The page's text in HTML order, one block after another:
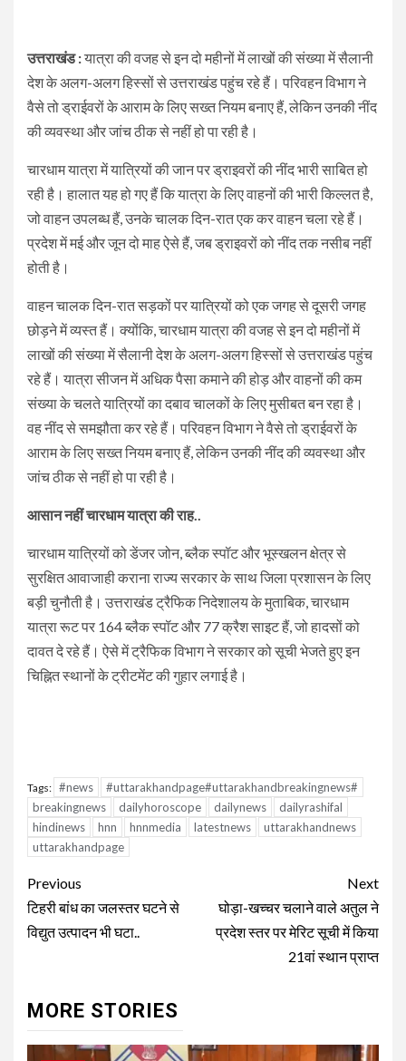
उत्तराखंड :यात्रा की वजह से इन दो महीनों में लाखों की संख्या में सैलानी
देश के अलग-अलग हिस्सों से उत्तराखंड पहुंच रहे हैं। परिवहन विभाग ने
वैसे तो ड्राईवरों के आराम के लिए सख्त नियम बनाए हैं, लेकिन उनकी नींद
की व्यवस्था और जांच ठीक से नहीं हो पा रही है।
चारधाम यात्रा में यात्रियों की जान पर ड्राइवरों की नींद भारी साबित हो
रही है। हालात यह हो गए हैं कि यात्रा के लिए वाहनों की भारी किल्लत है,
जो वाहन उपलब्ध हैं, उनके चालक दिन-रात एक कर वाहन चला रहे हैं।
प्रदेश में मई और जून दो माह ऐसे हैं, जब ड्राइवरों को नींद तक नसीब नहीं
होती है।
वाहन चालक दिन-रात सड़कों पर यात्रियों को एक जगह से दूसरी जगह
छोड़ने में व्यस्त हैं। क्योंकि, चारधाम यात्रा की वजह से इन दो महीनों में
लाखों की संख्या में सैलानी देश के अलग-अलग हिस्सों से उत्तराखंड पहुंच
रहे हैं। यात्रा सीजन में अधिक पैसा कमाने की होड़ और वाहनों की कम
संख्या के चलते यात्रियों का दबाव चालकों के लिए मुसीबत बन रहा है।
वह नींद से समझौता कर रहे हैं। परिवहन विभाग ने वैसे तो ड्राईवरों के
आराम के लिए सख्त नियम बनाए हैं, लेकिन उनकी नींद की व्यवस्था और
जांच ठीक से नहीं हो पा रही है।
आसान नहीं चारधाम यात्रा की राह..
चारधाम यात्रियों को डेंजर जोन, ब्लैक स्पॉट और भूस्खलन क्षेत्र से
सुरक्षित आवाजाही कराना राज्य सरकार के साथ जिला प्रशासन के लिए
बड़ी चुनौती है। उत्तराखंड ट्रैफिक निदेशालय के मुताबिक, चारधाम
यात्रा रूट पर 164 ब्लैक स्पॉट और 77 क्रैश साइट हैं, जो हादसों को
दावत दे रहे हैं। ऐसे में ट्रैफिक विभाग ने सरकार को सूची भेजते हुए इन
चिह्नित स्थानों के ट्रीटमेंट की गुहार लगाई है।
Tags: #news
#uttarakhandpage#uttarakhandbreakingnews#
breakingnews
dailyhoroscope dailynews
dailyrashifal
hindinews
hnn hnnmedia latestnews
uttarakhandnews
uttarakhandpage
Continue
Reading
Previous
टिहरी बांध का जलस्तर घटने से
विद्युत उत्पादन भी घटा..
Next
घोड़ा-खच्चर चलाने वाले अतुल ने
प्रदेश स्तर पर मेरिट सूची में किया
21वां स्थान प्राप्त
MORE STORIES